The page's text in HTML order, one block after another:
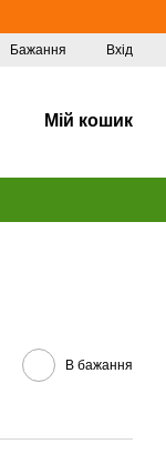
Бажання Вхід
Мій кошик
В бажання